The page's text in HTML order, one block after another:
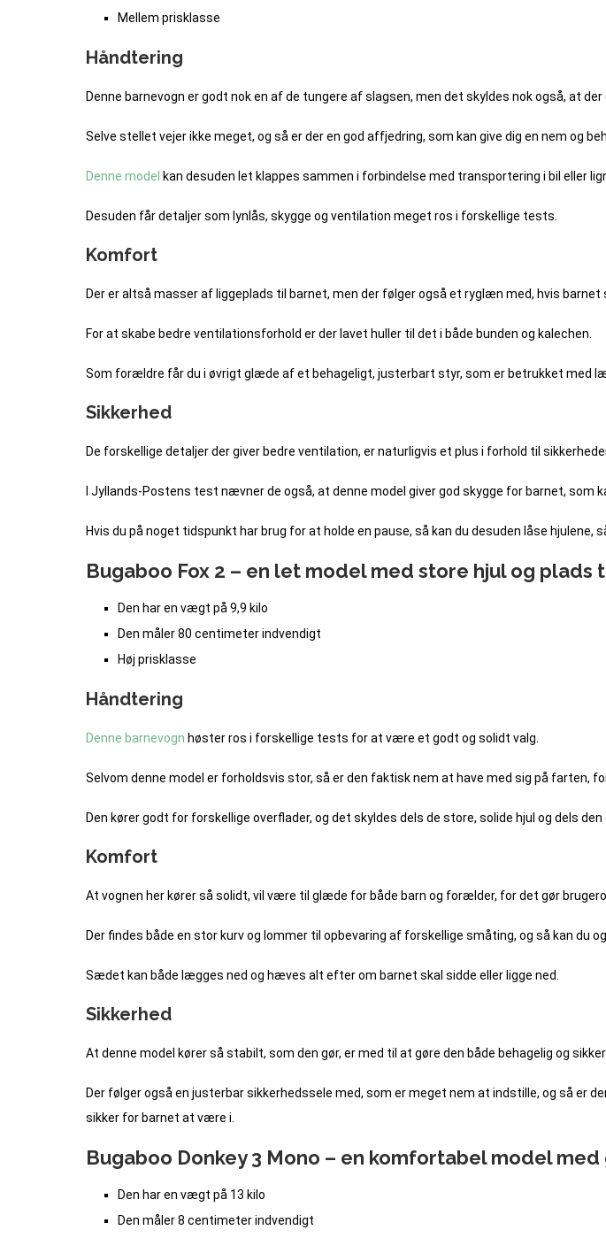
Mellem prisklasse
Håndtering
Denne barnevogn er godt nok en af de tungere af slagsen, men det skyldes nok også, at
Selve stellet vejer ikke meget, og så er der en god affjedring, som kan give dig en nem og
Denne model kan desuden let klappes sammen i forbindelse med transportering i bil eller
Desuden får detaljer som lynlås, skygge og ventilation meget ros i forskellige tests.
Komfort
Der er altså masser af liggeplads til barnet, men der følger også et ryglæn med, hvis barnet
For at skabe bedre ventilationsforhold er der lavet huller til det i både bunden og kalechen.
Som forældre får du i øvrigt glæde af et behageligt, justerbart styr, som er betrukket med
Sikkerhed
De forskellige detaljer der giver bedre ventilation, er naturligvis et plus i forhold til
I Jyllands-Postens test nævner de også, at denne model giver god skygge for barnet, som
Hvis du på noget tidspunkt har brug for at holde en pause, så kan du desuden låse hjulene,
Bugaboo Fox 2 – en let model med store hjul og plads
Den har en vægt på 9,9 kilo
Den måler 80 centimeter indvendigt
Høj prisklasse
Håndtering
Denne barnevogn høster ros i forskellige tests for at være et godt og solidt valg.
Selvom denne model er forholdsvis stor, så er den faktisk nem at have med sig på farten,
Den kører godt for forskellige overflader, og det skyldes dels de store, solide hjul og dels den
Komfort
At vognen her kører så solidt, vil være til glæde for både barn og forælder, for det gør
Der findes både en stor kurv og lommer til opbevaring af forskellige småting, og så kan du
Sædet kan både lægges ned og hæves alt efter om barnet skal sidde eller ligge ned.
Sikkerhed
At denne model kører så stabilt, som den gør, er med til at gøre den både behagelig og sikker
Der følger også en justerbar sikkerhedssele med, som er meget nem at indstille, og så er
sikker for barnet at være i.
Bugaboo Donkey 3 Mono – en komfortabel model
Den har en vægt på 13 kilo
Den måler 8 centimeter indvendigt